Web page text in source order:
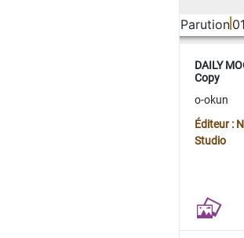
Parution
DAILY
Copy
o-okun
Éditeur :
Studio